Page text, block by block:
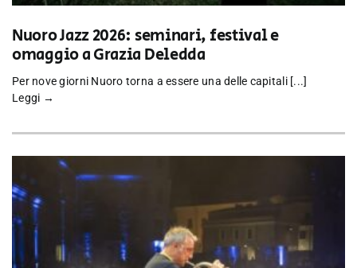
Nuoro Jazz 2026: seminari, festival e
omaggio a Grazia Deledda
Per nove giorni Nuoro torna a essere una delle capitali [...]
Leggi →